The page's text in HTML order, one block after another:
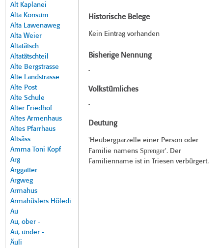
Alt Kaplanei
Alta Konsum
Alta Lawenaweg
Alta Weier
Altatätsch
Altatätschteil
Alte Bergstrasse
Alte Landstrasse
Alte Post
Alte Schule
Alter Friedhof
Altes Armenhaus
Altes Pfarrhaus
Altsäss
Amma Toni Kopf
Arg
Arggatter
Argweg
Armahus
Armahüslers Höledi
Au
Au, ober -
Au, under -
Äuli
Historische Belege
Kein Eintrag vorhanden
Bisherige Nennung
-
Volkstümliches
-
Deutung
'Heubergparzelle einer Person oder
Familie namens Sprenger'. Der
Familienname ist in Triesen verbürgert.